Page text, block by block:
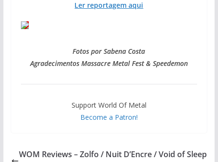
Ler reportagem aqui
Fotos por Sabena Costa
Agradecimentos Massacre Metal Fest & Speedemon
Support World Of Metal
Become a Patron!
WOM Reviews – Zolfo / Nuit D’Encre / Void of Sleep